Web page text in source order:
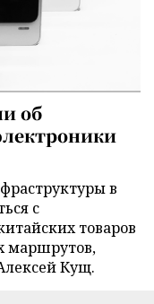
об
в
с
товаров
маршрутов,
Кущ.